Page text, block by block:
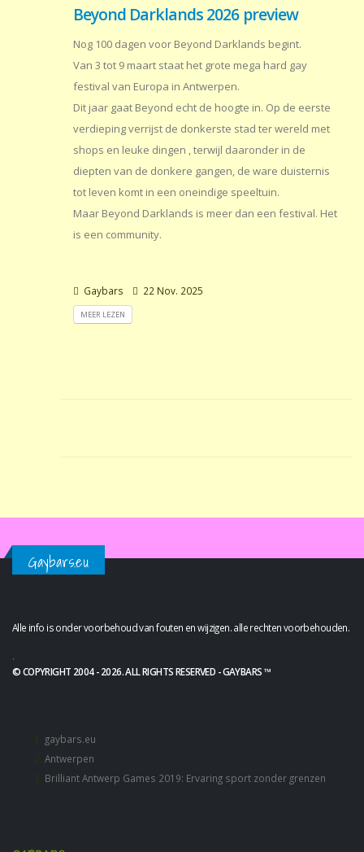
Beyond Darklands 2026 preview
Nog 100 dagen voor Beyond Darklands begint.
Van 3 tot 9 maart staat het grote mega hard gay
festival van Europa in Antwerpen.
Dit jaar gaat Beyond echt de hoogte in. Op de eerste
verdieping verrijst de donkerste stad ter wereld met
shops en leuke dingen , terwijl daaronder in de
diepten van de donkere gangen, de ware duisternis
tot leven komt in een oneindige speeltuin.
Maar Beyond Darklands is meer dan een festival. Het
is een community.
Gaybars 22 Nov. 2025
MEER LEZEN
Gaybars.eu
Alle info is onder voorbehoud van fouten en wijzigen. alle rechten voorbehouden.
.
© COPYRIGHT 2004 - 2026. ALL RIGHTS RESERVED - GAYBARS ™
gaybars.eu
Antwerpen
Brilliant Antwerp Games 2019: Ervaring sport zonder grenzen